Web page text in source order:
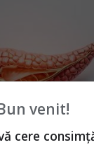
venit!
cere